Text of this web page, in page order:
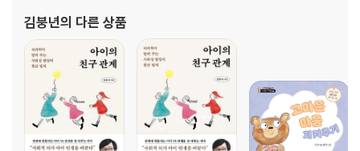
17 어울림도 능력이다
18 공감은 사랑을 먹고 자란다
19 착함에 끌리는 이유
20 행복을 저당 잡힌 아이들
21 검은 불독에 물린 것 같아요
22 행복 근육을 튼튼하게 해주는 스킨십
에 기여한 공로를 인정받아 보건복지부장관상, 교육인적자원부장관
상 등을 수상하
김붕년의 다른 상품